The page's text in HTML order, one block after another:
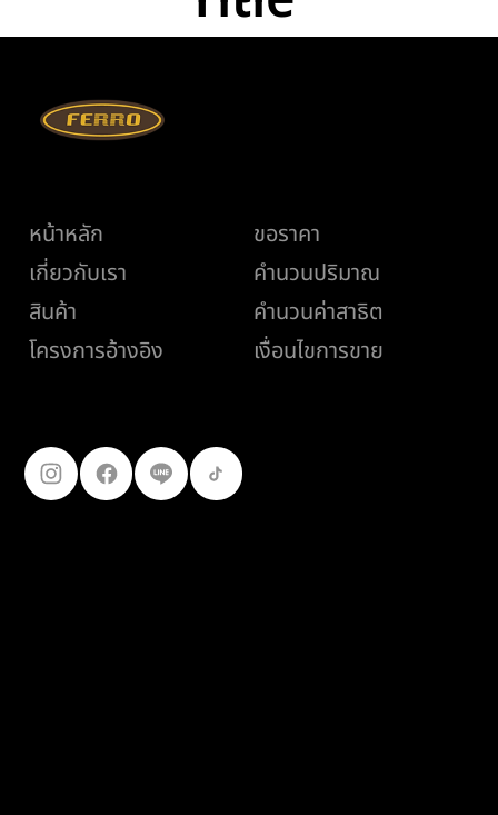
หน้าหลัก
เกี่ยวกับเรา
สินค้า
โครงการอ้างอิง
ขอราคา
คำนวนปริมาณ
คำนวนค่าสาธิต
เงื่อนไขการขาย